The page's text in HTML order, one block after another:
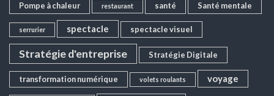
Pompe à chaleur restaurant santé Santé mentale
serrurier spectacle spectacle visuel
Stratégie d'entreprise Stratégie Digitale
transformation numérique volets roulants voyage